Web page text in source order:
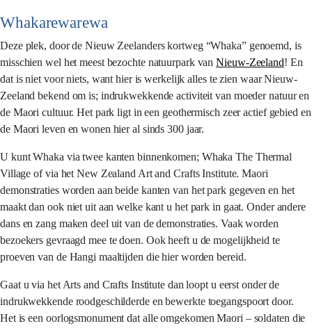
Whakarewarewa
Deze plek, door de Nieuw Zeelanders kortweg “Whaka” genoemd, is
misschien wel het meest bezochte natuurpark vanNieuw-Zeeland! En
dat is niet voor niets, want hier is werkelijk alles te zien waar Nieuw-
Zeeland bekend om is; indrukwekkende activiteit van moeder natuur en
de Maori cultuur. Het park ligt in een geothermisch zeer actief gebied en
de Maori leven en wonen hier al sinds 300 jaar.
U kunt Whaka via twee kanten binnenkomen; Whaka The Thermal
Village of via het New Zealand Art and Crafts Institute. Maori
demonstraties worden aan beide kanten van het park gegeven en het
maakt dan ook niet uit aan welke kant u het park in gaat. Onder andere
dans en zang maken deel uit van de demonstraties. Vaak worden
bezoekers gevraagd mee te doen. Ook heeft u de mogelijkheid te
proeven van de Hangi maaltijden die hier worden bereid.
Gaat u via het Arts and Crafts Institute dan loopt u eerst onder de
indrukwekkende roodgeschilderde en bewerkte toegangspoort door.
Het is een oorlogsmonument dat alle omgekomen Maori – soldaten die